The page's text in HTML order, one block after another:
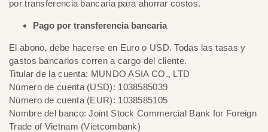
por transferencia bancaria para ahorrar costos.
Pago por transferencia bancaria
El abono, debe hacerse en Euro o USD. Todas las tasas y
gastos bancarios corren a cargo del cliente.
Titular de la cuenta: MUNDO ASIA CO., LTD
Número de cuenta (USD): 1038585039
Número de cuenta (EUR): 1038585105
Nombre del banco: Joint Stock Commercial Bank for Foreign
Trade of Vietnam (Vietcombank)